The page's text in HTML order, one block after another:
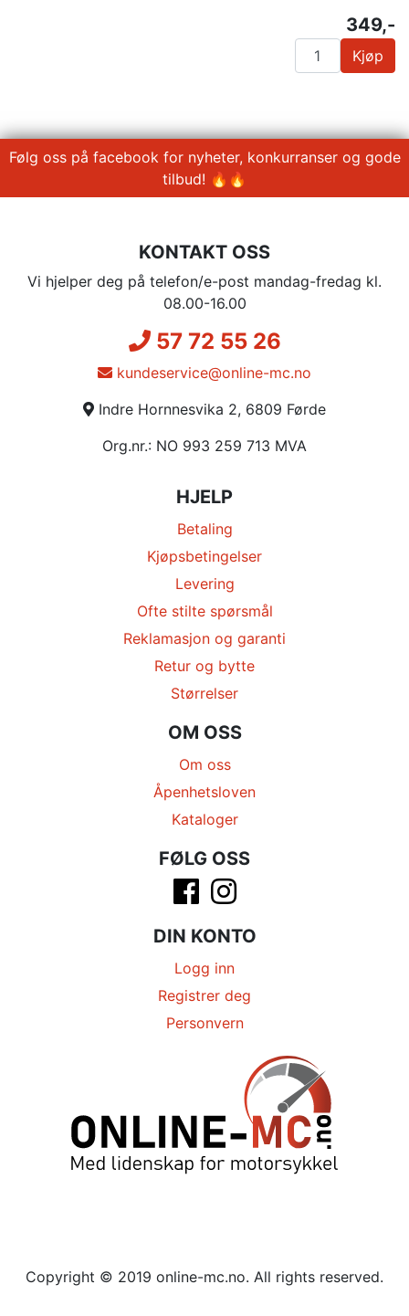
349,-
Kjøp
Følg oss på facebook for nyheter, konkurranser og gode
tilbud! 🔥🔥
KONTAKT OSS
Vi hjelper deg på telefon/e-post mandag-fredag kl.
08.00-16.00
57 72 55 26
kundeservice@online-mc.no
Indre Hornnesvika 2, 6809 Førde
Org.nr.: NO 993 259 713 MVA
HJELP
Betaling
Kjøpsbetingelser
Levering
Ofte stilte spørsmål
Reklamasjon og garanti
Retur og bytte
Størrelser
OM OSS
Om oss
Åpenhetsloven
Kataloger
FØLG OSS
DIN KONTO
Logg inn
Registrer deg
Personvern
Copyright © 2019 online-mc.no. All rights reserved.